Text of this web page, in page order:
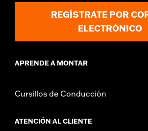
REGÍSTRATE POR
ELECTRÓNICO
APRENDE A MONTAR
Cursillos de Conducción
ATENCIÓN AL CLIENTE